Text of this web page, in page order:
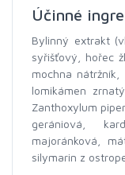
Účinné
Bylinný extrakt
syřišťový, hořec
mochna nátržník,
lomikámen
Zanthoxylum
gerániová,
majoránková,
silymarin z